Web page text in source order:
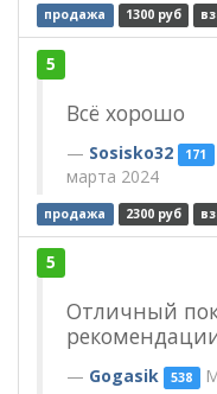
продажа 1300 руб
5
Всё хорошо
Sosisko32 171
марта 2024
продажа 2300 руб
5
Отличный
Gogasik 538